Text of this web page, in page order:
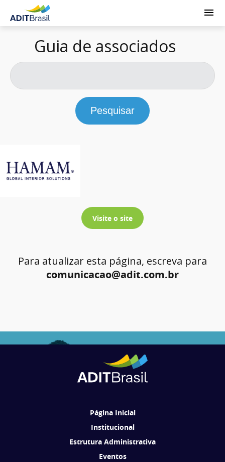
Guia de associados
Pesquisar
Visite o site
Para atualizar esta página, escreva para
comunicacao@adit.com.br
Página Inicial
Institucional
Estrutura Administrativa
Eventos